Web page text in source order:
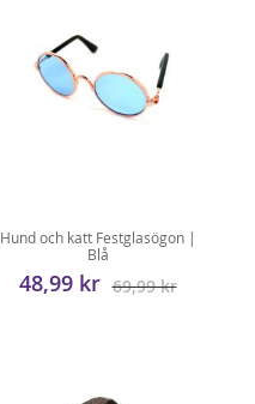
Hund och katt Festglasögon |
Blå
48,99 kr 69,99 kr